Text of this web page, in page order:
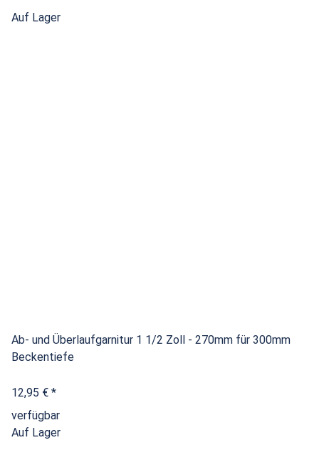
Auf Lager
Ab- und Überlaufgarnitur 1 1/2 Zoll - 270mm für 300mm
Beckentiefe
12,95 € *
verfügbar
Auf Lager